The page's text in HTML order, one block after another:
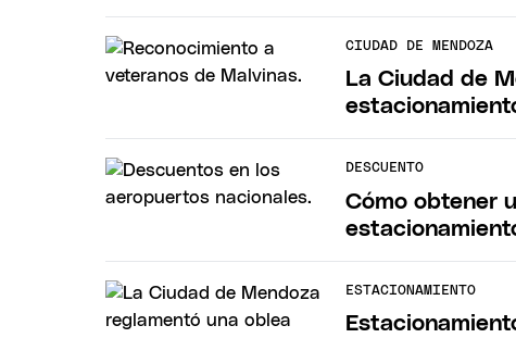
CIUDAD DE MENDOZA
La Ciudad de
DESCUENTO
Cómo obtener
ESTACIONAMIENTO